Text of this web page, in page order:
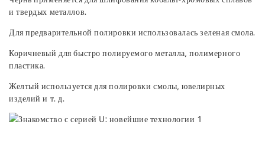
и твердых металлов.
Для предварительной полировки использовалась зеленая смола.
Коричневый для быстро полируемого металла, полимерного
пластика.
Желтый используется для полировки смолы, ювелирных
изделий и т. д.